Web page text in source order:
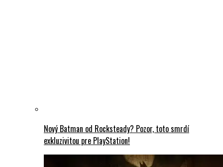
Nový Batman od Rocksteady? Pozor, toto smrdí
exkluzivitou pre PlayStation!